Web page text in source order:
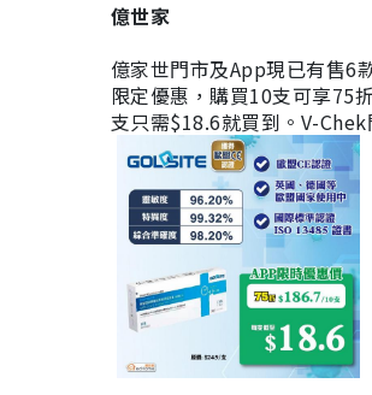
億世家
億家世門市及App現已有售6
限定優惠，購買10支可享75
支只需$18.6就買到。V-